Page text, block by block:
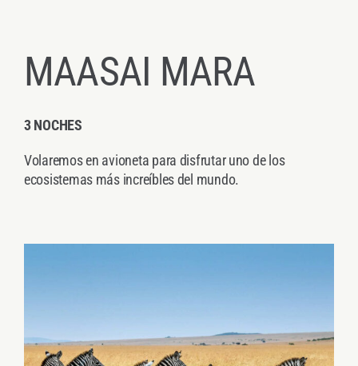
MAASAI MARA
3 NOCHES
Volaremos en avioneta para disfrutar uno de los
ecosistemas más increíbles del mundo.